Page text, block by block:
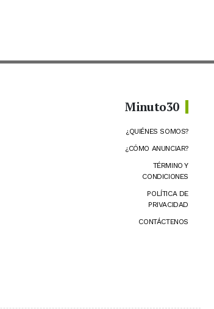
Minuto30
¿QUIÉNES SOMOS?
¿CÓMO ANUNCIAR?
TÉRMINO Y
CONDICIONES
POLÍTICA DE
PRIVACIDAD
CONTÁCTENOS